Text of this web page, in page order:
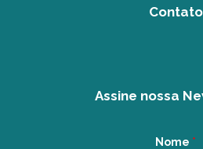
Contato
Assine nossa
Nome *